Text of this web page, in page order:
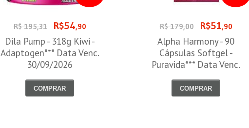
R$ 195,31 R$54,90
Dila Pump - 318g Kiwi -
Adaptogen*** Data Venc.
30/09/2026
COMPRAR
R$ 179,00 R$51,90
Alpha Harmony - 90
Cápsulas Softgel -
Puravida*** Data Venc.
COMPRAR